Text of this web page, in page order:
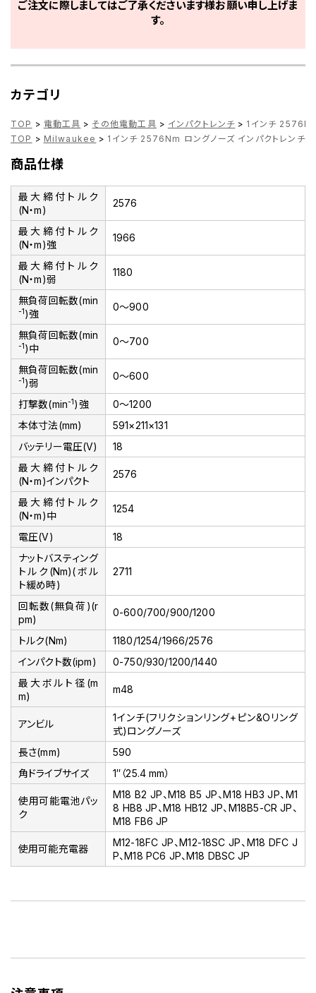
ご注文に際しましてはご了承くださいます様お願い申し上げま
す。
カテゴリ
TOP > 電動工具 > その他電動工具 > インパクトレンチ > 1インチ
TOP > Milwaukee > 1インチ 2576Nm ロングノーズ インパクトレン
商品仕様
最大締付トルク
(N・m)
2576
最大締付トルク
(N・m)強
1966
最大締付トルク
(N・m)弱
1180
無負荷回転数(min
-1)強
0～900
無負荷回転数(min
-1)中
0～700
無負荷回転数(min
-1)弱
0～600
打撃数(min-1)強
0～1200
本体寸法(mm)
591×211×131
バッテリー電圧(V)
18
最大締付トルク
(N・m)インパクト
2576
最大締付トルク
(N・m)中
1254
電圧(V)
18
ナットバスティング
トルク(Nm)(ボル
ト緩め時)
2711
回転数(無負荷)(r
pm)
0-600/700/900/1200
トルク(Nm)
1180/1254/1966/2576
インパクト数(ipm)
0-750/930/1200/1440
最大ボルト径(m
m)
m48
アンビル
1インチ(フリクションリング+ピン&Oリング
式)ロングノーズ
長さ(mm)
590
角ドライブサイズ
1″（25.4 mm）
使用可能電池パッ
ク
M18 B2 JP、M18 B5 JP、M18 HB3 JP、M1
8 HB8 JP、M18 HB12 JP、M18B5-CR JP、
M18 FB6 JP
使用可能充電器
M12-18FC JP、M12-18SC JP、M18 DFC J
P、M18 PC6 JP、M18 DBSC JP